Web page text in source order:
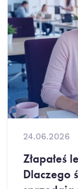
24.06.2026
Złapałeś
Dlaczego